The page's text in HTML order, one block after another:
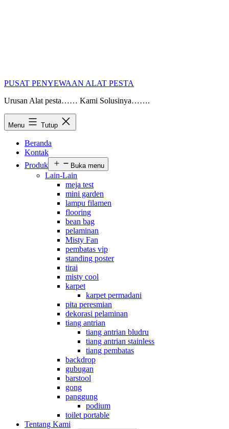
PUSAT PENYEWAAN ALAT PESTA
Urusan Alat pesta…… Kami Solusinya…….
Menu Tutup
Beranda
Kontak
Produk
Buka menu
Lain-Lain
meja test
mini garden
lampu filamen
flooring
bean bag
pelaminan
Misty Fan
pembatas vip
standing poster
tirai
misty cool
karpet
karpet permadani
pita peresmian
dekorasi pelaminan
tiang antrian
tiang antrian bludru
tiang antrian stainless
tiang pembatas
backdrop
gubugan
barstool
gong
panggung
podium
toilet portable
Tentang Kami